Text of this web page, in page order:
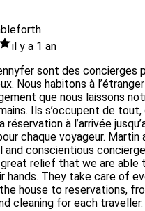
il y a 1 an
sont des concierges
Nous habitons à
que nous laissons
Ils s’occupent de
réservation à l’arrivée
chaque voyageur. Martin
and conscientious
relief that we are able
hands. They take care of
house to reservations,
cleaning for each traveller.